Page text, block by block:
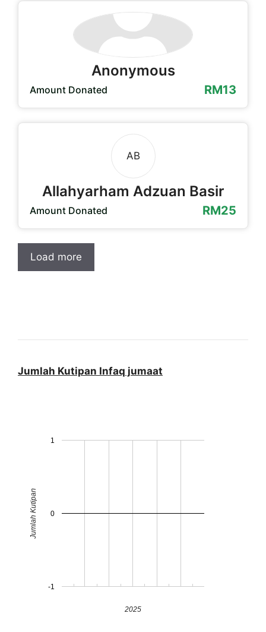
Anonymous
Amount Donated RM13
AB
Allahyarham Adzuan Basir
Amount Donated RM25
Load more
Jumlah Kutipan Infaq jumaat
-1
0
1
2025
Jumlah Kutipan